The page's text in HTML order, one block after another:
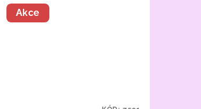
Akce